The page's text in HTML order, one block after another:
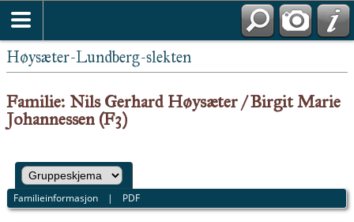
Høysæter-Lundberg-slekten
Familie: Nils Gerhard Høysæter / Birgit Marie
Johannessen (F3)
Familieinformasjon | PDF